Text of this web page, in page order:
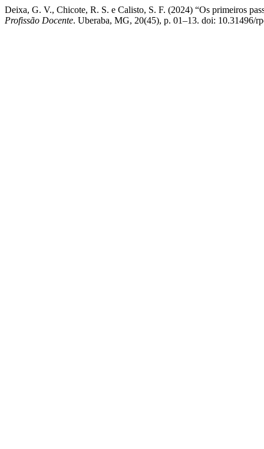
Deixa, G. V., Chicote, R. S. e Calisto, S. F. (2024) “Os primeiros
Profissão Docente. Uberaba, MG, 20(45), p. 01–13. doi: 10.31496/